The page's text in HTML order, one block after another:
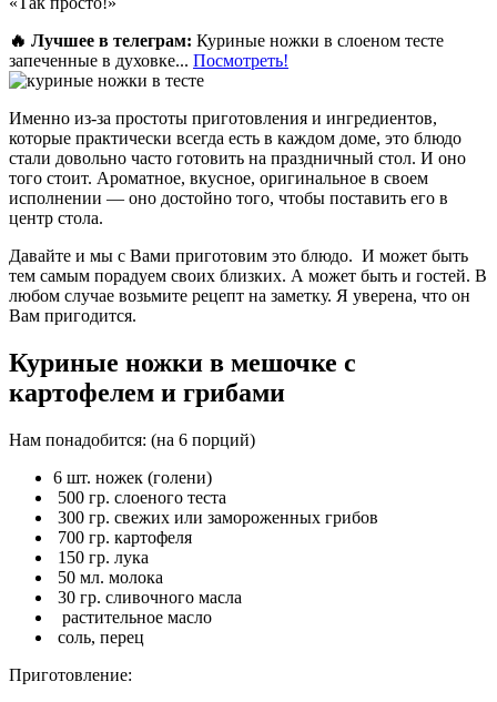
🔥 Лучшее в телеграм: Куриные ножки в слоеном тесте
запеченные в духовке... Посмотреть!
Именно из-за простоты приготовления и ингредиентов,
которые практически всегда есть в каждом доме, это блюдо
стали довольно часто готовить на праздничный стол. И оно
того стоит. Ароматное, вкусное, оригинальное в своем
исполнении — оно достойно того, чтобы поставить его в
центр стола.
Давайте и мы с Вами приготовим это блюдо. И может быть
тем самым порадуем своих близких. А может быть и гостей. В
любом случае возьмите рецепт на заметку. Я уверена, что он
Вам пригодится.
Куриные ножки в мешочке с
картофелем и грибами
Нам понадобится: (на 6 порций)
6 шт. ножек (голени)
500 гр. слоеного теста
300 гр. свежих или замороженных грибов
700 гр. картофеля
150 гр. лука
50 мл. молока
30 гр. сливочного масла
растительное масло
соль, перец
Приготовление: